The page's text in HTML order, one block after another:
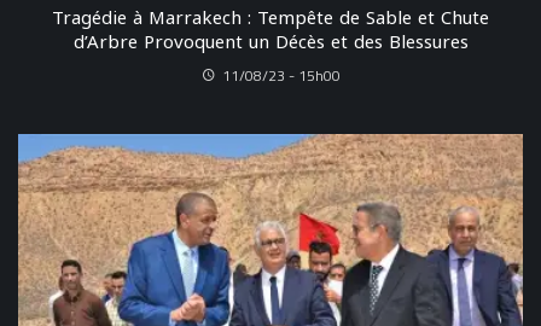
Tragédie à Marrakech : Tempête de Sable et Chute
d’Arbre Provoquent un Décès et des Blessures
11/08/23 - 15h00